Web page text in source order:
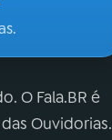
O Fala.BR é
Ouvidorias.